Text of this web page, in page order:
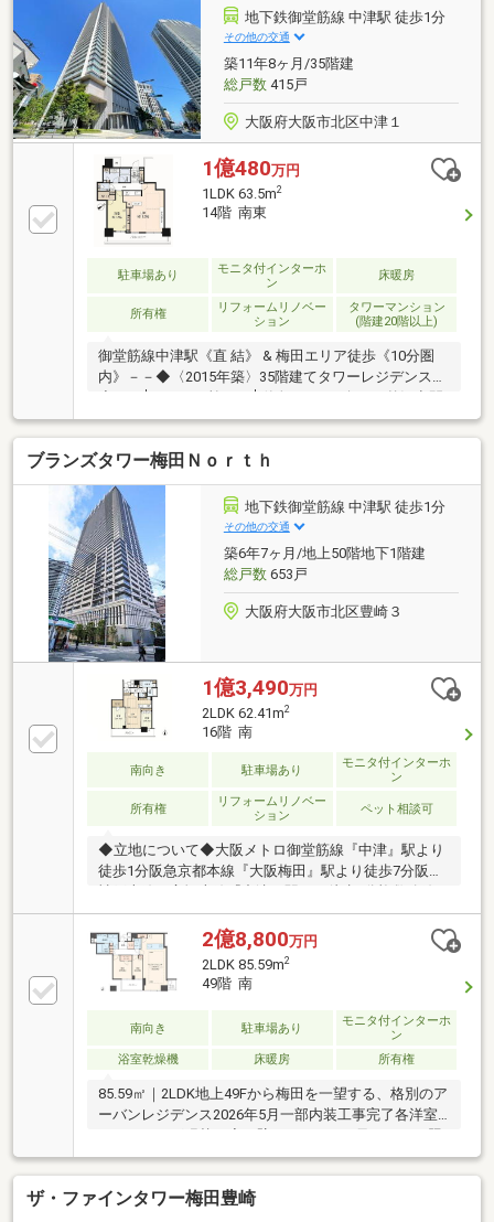
地下鉄御堂筋線 中津駅 徒歩1分
その他の交通
築11年8ヶ月/35階建
総戸数415戸
大阪府大阪市北区中津１
1億480万円
1LDK 63.5m2
14階 南東
駐車場あり
モニタ付インターホ
ン
床暖房
所有権
リフォームリノベー
ション
タワーマンション
(階建20階以上)
御堂筋線中津駅《直 結》 & 梅田エリア徒歩《10分圏
内》－－◆〈2015年築〉35階建てタワーレジデンス
│快適性と機能性を兼ね備えた理想的な一室【LDK18.3
帖の大空間】 南東向きで日当たり良好【天井防音ボ
ード仕上げ】 好きな音楽を思い切り楽しめます
♪【大型WIC完備＋壁面収納増設】 収納スペース充実
で使い勝手の良い1LDK【海外高級ブランド製品を採
用】 ジーマティック社製キッチン＆グローエ社製水
栓▼Check ≫ 2026年4月リフォーム完成済収納増設 /
全室クロス貼替 / TVボード扉造作
ブランズタワー梅田Ｎｏｒｔｈ
地下鉄御堂筋線 中津駅 徒歩1分
その他の交通
築6年7ヶ月/地上50階地下1階建
総戸数653戸
大阪府大阪市北区豊崎３
1億3,490万円
2LDK 62.41m2
16階 南
南向き 駐車場あり
モニタ付インターホ
ン
所有権
リフォームリノベー
ション
ペット相談可
◆立地について◆大阪メトロ御堂筋線『中津』駅より
徒歩1分阪急京都本線『大阪梅田』駅より徒歩7分阪急
利用可能な便利な立地♪◆お部屋・設備について◆・
眺望 採光良好な南向きのお部屋♪・収納充実！大きな
WIC付・只今、リフォーム中♪(2026年9月20日完了予
定)◆共用部サービス・管理について◆・共用施設充
実！ゲストルームやラウンジ、フィットネス等有りま
す♪◆周辺環境◆・豊崎小学校／豊崎中学校エリア・
駅直結！屋根付きの通路利用で雨の日も傘要らず。◆
概要◆施主：東急不動産・住友商事・住友不動産 施
2億8,800万円
2LDK 85.59m2
49階 南
南向き 駐車場あり
モニタ付インターホ
ン
浴室乾燥機
床暖房 所有権
85.59㎡｜2LDK地上49Fから梅田を一望する、格別のア
ーバンレジデンス2026年5月一部内装工事完了各洋室
明新設等南向住戸、高層階用エレベーター利用階、デ
ィスポーザー、食器洗浄機、パントリー、床暖房、衣
類乾燥機付、ミストサウナ…等ホテルライクなエント
ザ・ファインタワー梅田豊崎